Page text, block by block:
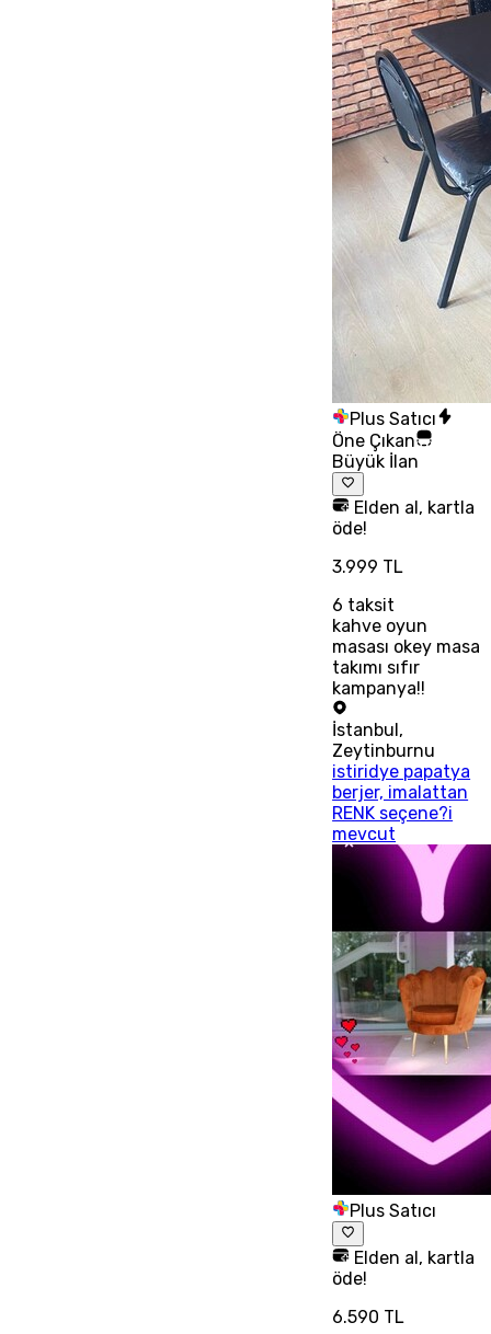
Plus Satıcı
Öne Çıkan
Büyük İlan
Elden al, kartla
öde!
3.999 TL
6 taksit
kahve oyun
masası okey masa
takımı sıfır
kampanya!!
İstanbul ,
Zeytinburnu
istiridye papatya
berjer, imalattan
RENK seçene?i
mevcut
Plus Satıcı
Elden al, kartla
öde!
6.590 TL